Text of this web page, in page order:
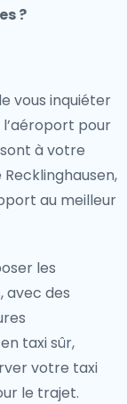
?
vous inquiéter
pour
à votre
au meilleur
les
avec des
taxi sûr,
votre taxi
le trajet.